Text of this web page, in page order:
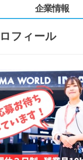
企業情報
フィール